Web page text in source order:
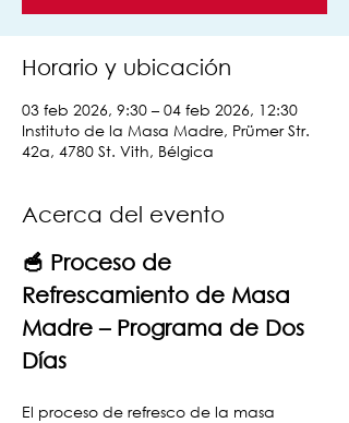
Horario y ubicación
03 feb 2026, 9:30 – 04 feb 2026, 12:30
Instituto de la Masa Madre, Prümer Str.
42a, 4780 St. Vith, Bélgica
Acerca del evento
🥣 Proceso de
Refrescamiento de Masa
Madre – Programa de Dos
Días
El proceso de refresco de la masa